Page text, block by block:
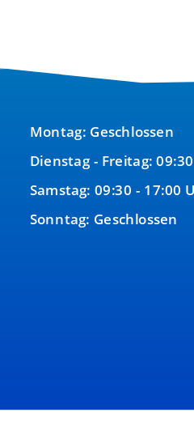
Montag: Geschlossen
Dienstag - Freitag:
Samstag: 09:30 - 17:00
Sonntag: Geschlossen